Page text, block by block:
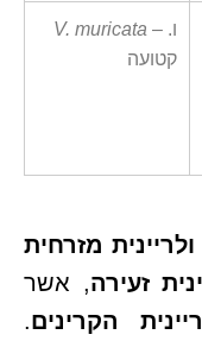
V. muricata – ו.
קטועה
ולריינית מזרחית
זעירה, אשר
הקרינים.